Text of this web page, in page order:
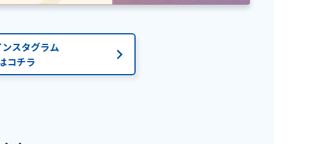
スタグラム
コチラ